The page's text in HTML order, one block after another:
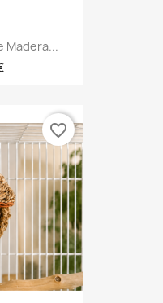
Madera...
favorite_border